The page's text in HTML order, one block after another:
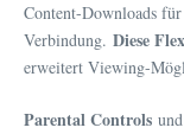
Content-Downloads
Verbindung. Diese
erweitert Viewing-
Parental Controls